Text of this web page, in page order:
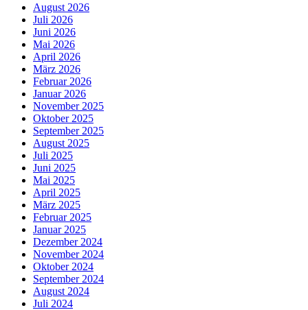
August 2026
Juli 2026
Juni 2026
Mai 2026
April 2026
März 2026
Februar 2026
Januar 2026
November 2025
Oktober 2025
September 2025
August 2025
Juli 2025
Juni 2025
Mai 2025
April 2025
März 2025
Februar 2025
Januar 2025
Dezember 2024
November 2024
Oktober 2024
September 2024
August 2024
Juli 2024